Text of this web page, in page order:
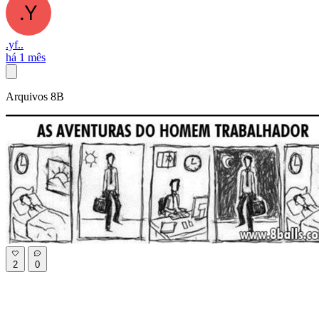
.yf..
há 1 mês
Arquivos 8B
2 0